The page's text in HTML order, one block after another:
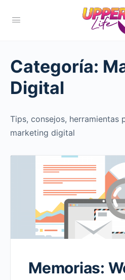
Categoría:
Digital
Tips, consejos, herramientas
marketing digital
Memorias: